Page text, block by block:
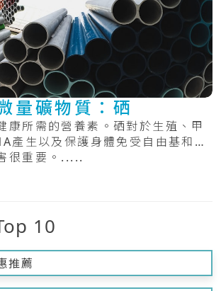
量礦物質：硒
康所需的營養素。硒對於生殖、甲
產生以及保護身體免受自由基和
很重要。.....
10
推薦